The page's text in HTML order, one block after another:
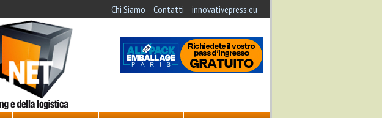
Chi Siamo Contatti innovativepress.eu